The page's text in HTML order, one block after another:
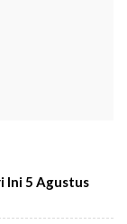
Ini 5 Agustus